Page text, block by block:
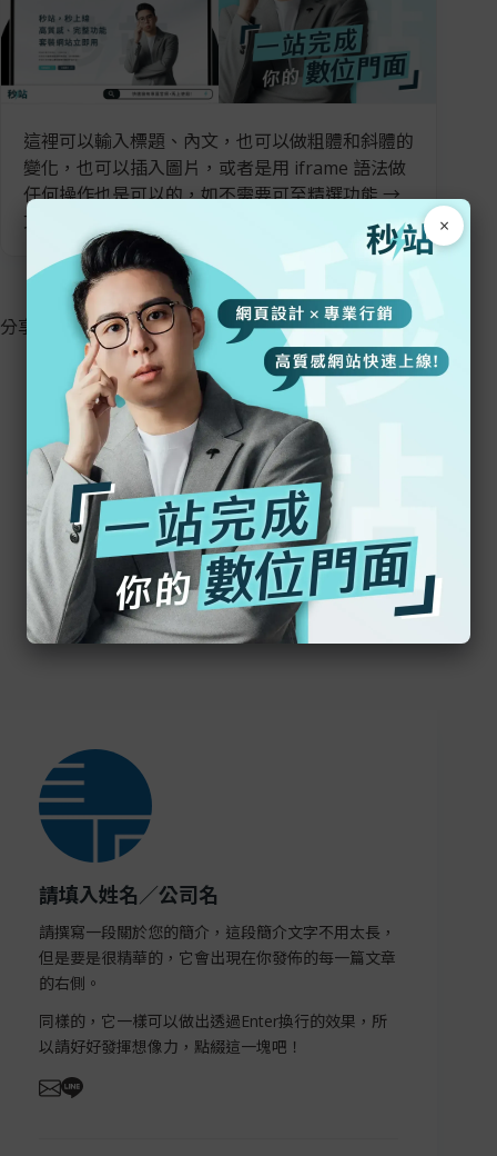
這裡可以輸入標題、內文，也可以做粗體和斜體的
變化，也可以插入圖片，或者是用 iframe 語法做
任何操作也是可以的，如不需要可至精選功能 →
文末自訂廣告刪除。
分享此內容：
請填入姓名／公司名
請撰寫一段關於您的簡介，這段簡介文字不用太長，
但是要是很精華的，它會出現在你發佈的每一篇文章
的右側。
同樣的，它一樣可以做出透過Enter換行的效果，所
以請好好發揮想像力，點綴這一塊吧！
×